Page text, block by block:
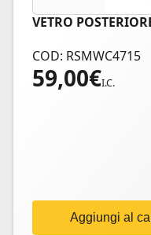
VETRO
COD: RSMWC4715
59,00€I.C.
Aggiungi al